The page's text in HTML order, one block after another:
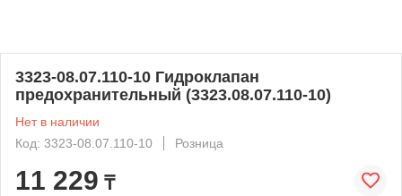
3323-08.07.110-10 Гидроклапан
предохранительный (3323.08.07.110-10)
Нет в наличии
Код: 3323-08.07.110-10
Розница
11 229 ₸